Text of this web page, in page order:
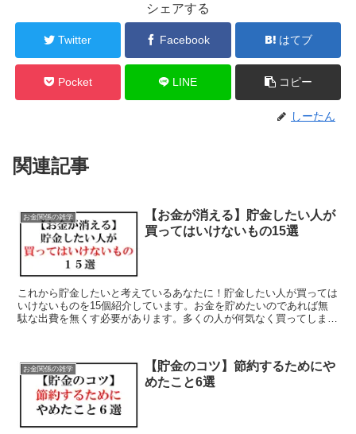
シェアする
Twitter Facebook はてブ
Pocket LINE コピー
しーたん
関連記事
お金関係の雑学
【お金が消える】貯金したい人が
買ってはいけないもの15選
これから貯金したいと考えているあなたに！貯金したい人が買っては
いけないものを15個紹介しています。お金を貯めたいのであれば無
駄な出費を無くす必要があります。多くの人が何気なく買ってしま
お金関係の雑学
【貯金のコツ】節約するためにや
めたこと6選